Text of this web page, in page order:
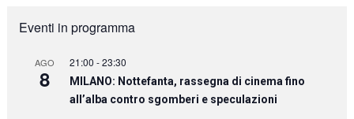
Eventi in programma
AGO
8
21:00 -23:30
MILANO: Nottefanta, rassegna di cinema fino
all’alba contro sgomberi e speculazioni